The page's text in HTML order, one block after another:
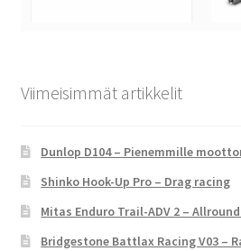
Viimeisimmät artikkelit
Dunlop D104 – Pienemmille
Shinko Hook-Up Pro – Drag racing
Mitas Enduro Trail-ADV 2 –
Bridgestone Battlax Racing V03 –